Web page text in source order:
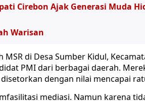
Cirebon Ajak Generasi Muda
Warisan
di Desa Sumber Kidul,
PMI dari berbagai daerah.
dengan nilai mencapai
mediasi. Namun karena